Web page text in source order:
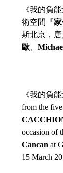
者，
The
Grin
Without
《我的負
術空間『家
斯北京，唐
歐、
《我的負
from the
occasion of
Cancan at
15 March